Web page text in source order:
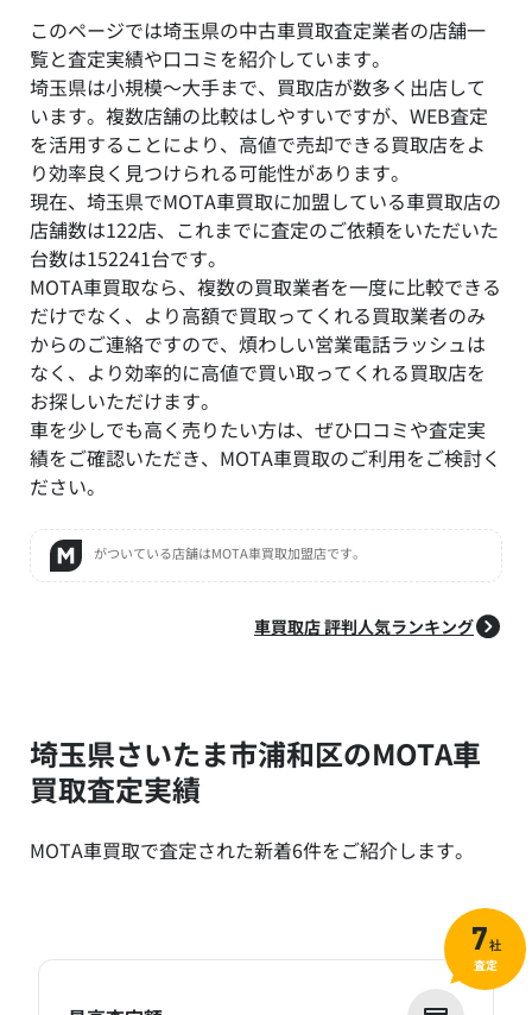
このページでは埼玉県の中古車買取査定業者の店舗一
覧と査定実績や口コミを紹介しています。
埼玉県は小規模～大手まで、買取店が数多く出店して
います。複数店舗の比較はしやすいですが、WEB査定
を活用することにより、高値で売却できる買取店をよ
り効率良く見つけられる可能性があります。
現在、埼玉県でMOTA車買取に加盟している車買取店の
店舗数は122店、これまでに査定のご依頼をいただいた
台数は152241台です。
MOTA車買取なら、複数の買取業者を一度に比較できる
だけでなく、より高額で買取ってくれる買取業者のみ
からのご連絡ですので、煩わしい営業電話ラッシュは
なく、より効率的に高値で買い取ってくれる買取店を
お探しいただけます。
車を少しでも高く売りたい方は、ぜひ口コミや査定実
績をご確認いただき、MOTA車買取のご利用をご検討く
ださい。
がついている店舗はMOTA車買取加盟店です。
車買取店 評判人気ランキング
埼玉県さいたま市浦和区のMOTA車
買取査定実績
MOTA車買取で査定された新着6件をご紹介します。
7社
査定